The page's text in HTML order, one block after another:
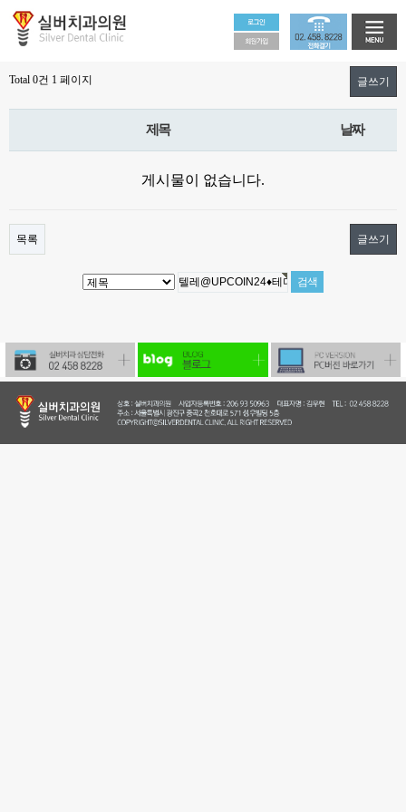
Total 0건 1 페이지 글쓰기
제목 날짜
게시물이 없습니다.
목록 글쓰기